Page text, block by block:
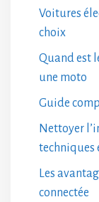
Voitures
choix
Quand est
une moto
Guide
Nettoyer
techniques
Les
connectée